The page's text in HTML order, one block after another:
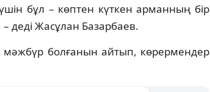
бұл – көптен күткен арманның бір
деді Жасұлан Базарбаев.
мәжбүр болғанын айтып, көрермендер